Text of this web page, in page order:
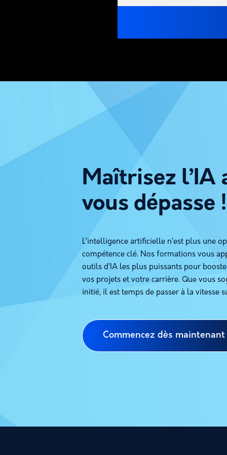
Maîtrisez l’IA
vous dépasse !
L’intelligence artificielle n’est plus une
compétence clé. Nos formations vous
outils d’IA les plus puissants pour
vos projets et votre carrière. Que vous
initié, il est temps de passer à la vitesse
Commencez dès maintenant